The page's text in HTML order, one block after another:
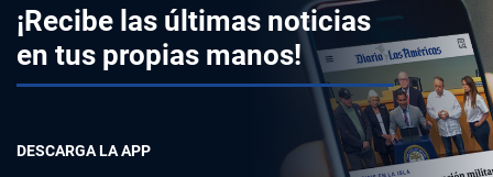
¡Recibe las últimas noticias
en tus propias manos!
DESCARGA LA APP